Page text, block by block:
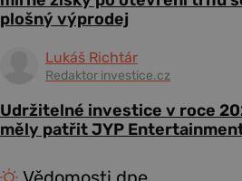
plošný výprodej
Lukáš Richtár
Redaktor investice.cz
Udržitelné investice v roce
měly patřit JYP